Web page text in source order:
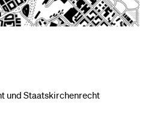
und Staatskirchenrecht